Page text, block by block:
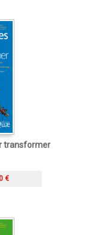
transformer
€